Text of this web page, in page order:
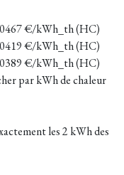
€/kWh_th (HC)
€/kWh_th (HC)
€/kWh_th (HC)
par kWh de chaleur
les 2 kWh des